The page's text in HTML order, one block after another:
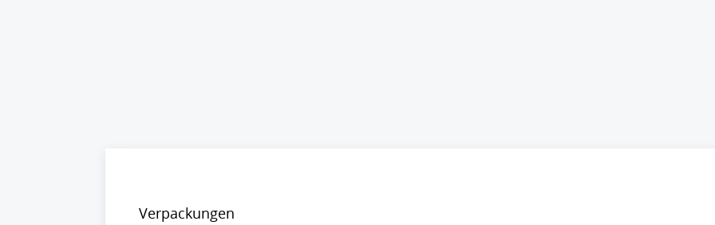
Verpackungen